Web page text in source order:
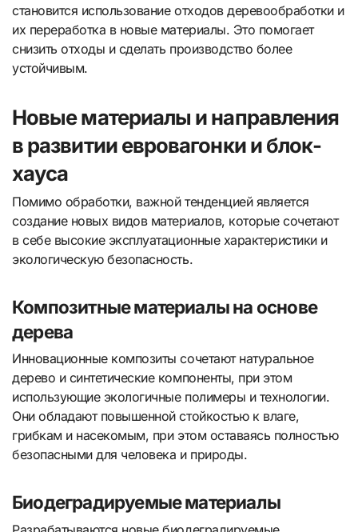
становится использование отходов деревообработки и
их переработка в новые материалы. Это помогает
снизить отходы и сделать производство более
устойчивым.
Новые материалы и направления
в развитии евровагонки и блок-
хауса
Помимо обработки, важной тенденцией является
создание новых видов материалов, которые сочетают
в себе высокие эксплуатационные характеристики и
экологическую безопасность.
Композитные материалы на основе
дерева
Инновационные композиты сочетают натуральное
дерево и синтетические компоненты, при этом
использующие экологичные полимеры и технологии.
Они обладают повышенной стойкостью к влаге,
грибкам и насекомым, при этом оставаясь полностью
безопасными для человека и природы.
Биодеградируемые материалы